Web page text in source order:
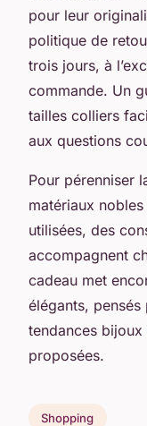
pour leur
politique de
trois jours, à
commande. Un
tailles colliers
aux questions
Pour pérenniser
matériaux
utilisées, des
accompagnent
cadeau met
élégants, pensés
tendances
proposées.
Shopping